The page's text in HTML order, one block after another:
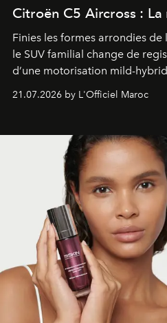
Citroën C5 Aircross :
Finies les formes arrondies
le SUV familial change de
d’une motorisation mild-
gagné en maturité.
21.07.2026 by L'Officiel Maroc